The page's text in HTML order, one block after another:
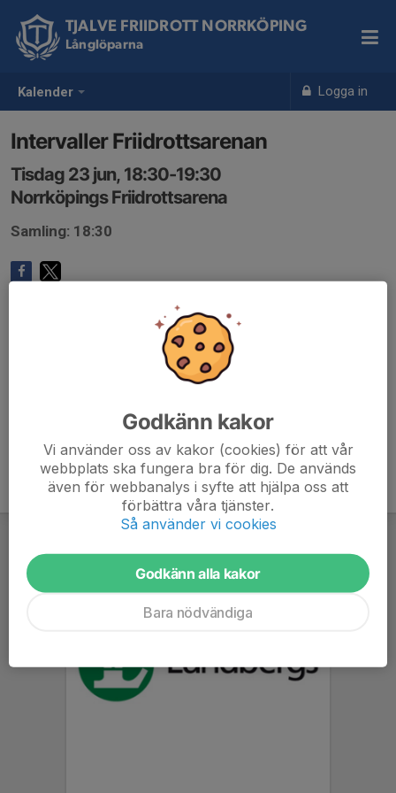
Kalender Logga in
TJALVE FRIIDROTT NORRKÖPING
Långlöparna
Intervaller Friidrottsarenan
Tisdag 23 jun, 18:30-19:30
Norrköpings Friidrottsarena
Samling: 18:30
Godkänn kakor
Vi använder oss av kakor (cookies) för att vår
webbplats ska fungera bra för dig. De används
även för webbanalys i syfte att hjälpa oss att
förbättra våra tjänster.
Så använder vi cookies
Godkänn alla kakor
Bara nödvändiga